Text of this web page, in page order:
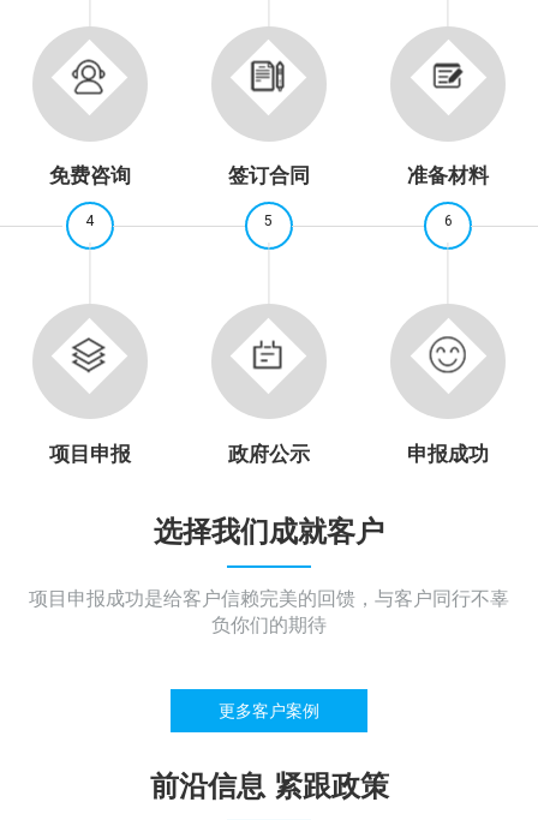
免费咨询 签订合同 准备材料
4
项目申报
5
政府公示
6
申报成功
选择我们成就客户
项目申报成功是给客户信赖完美的回馈，与客户同行不辜
负你们的期待
更多客户案例
前沿信息 紧跟政策